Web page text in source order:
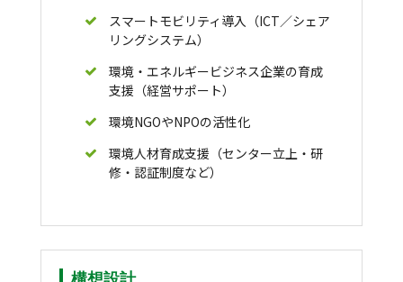
スマートモビリティ導入（ICT／シェア
リングシステム）
環境・エネルギービジネス企業の育成
支援（経営サポート）
環境NGOやNPOの活性化
環境人材育成支援（センター立上・研
修・認証制度など）